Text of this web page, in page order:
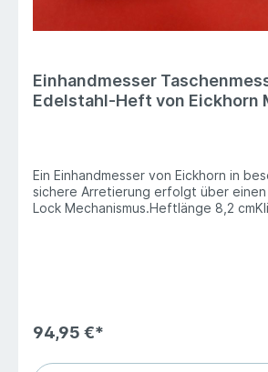
Einhandmesser
Ein Einhandmesser von Eickhorn in
sichere Arretierung erfolgt über
Lock Mechanismus.Heftlänge 8,2
94,95 €*